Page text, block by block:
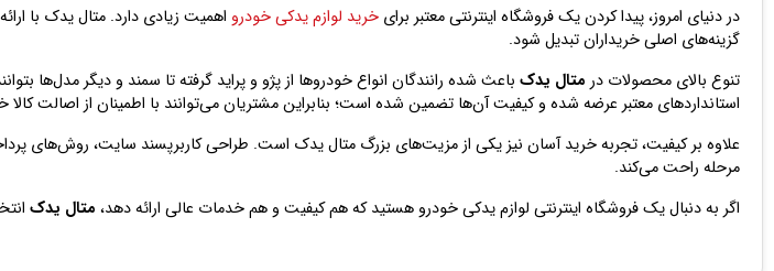
در دنیای امروز، پیدا کردن یک فروشگاه اینترنتی معتبر برای خرید لوازم یدکی خودرو اهمیت زیادی دارد. متال یدک با
گزینه‌های اصلی خریداران تبدیل شود.
تنوع بالای محصولات در متال یدک باعث شده رانندگان انواع خودروها از پژو و پراید گرفته تا سمند و دیگر مدل‌ها
استانداردهای معتبر عرضه شده و کیفیت آن‌ها تضمین شده است؛ بنابراین مشتریان می‌توانند با اطمینان از اصالت کالا
علاوه بر کیفیت، تجربه خرید آسان نیز یکی از مزیت‌های بزرگ متال یدک است. طراحی کاربرپسند سایت، روش‌های
مرحله راحت می‌کند.
اگر به دنبال یک فروشگاه اینترنتی لوازم یدکی خودرو هستید که هم کیفیت و هم خدمات عالی ارائه دهد، متال یدک